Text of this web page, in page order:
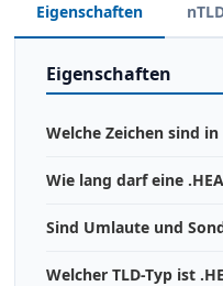
Eigenschaften
Eigenschaften
Welche Zeichen sind in
Wie lang darf eine
Sind Umlaute und
Welcher TLD-Typ ist